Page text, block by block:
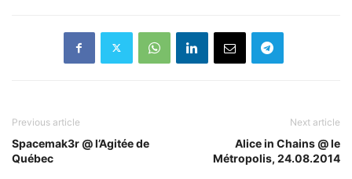
Previous article
Spacemak3r @ l’Agitée de
Québec
Next article
Alice in Chains @ le
Métropolis, 24.08.2014